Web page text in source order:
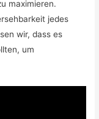
maximieren.
jedes
wir, dass es
um